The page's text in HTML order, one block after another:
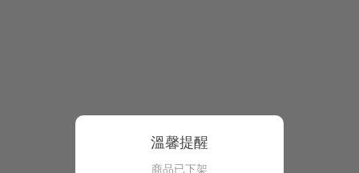
溫馨提醒
商品已下架